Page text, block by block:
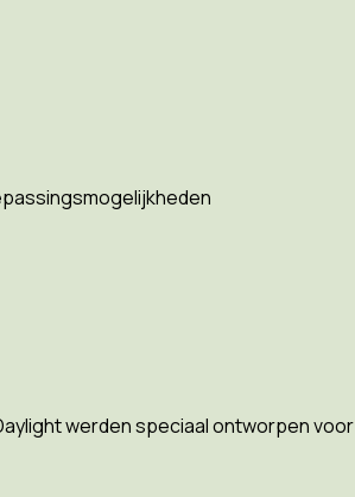
werdenspeciaal ontworpen voor